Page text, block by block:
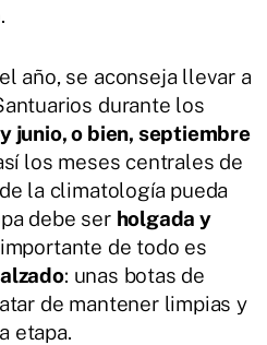
año, se aconseja llevar a
durante los
junio, o bien, septiembre
los meses centrales de
la climatología pueda
debe ser holgada y
de todo es
: unas botas de
de mantener limpias y
etapa.